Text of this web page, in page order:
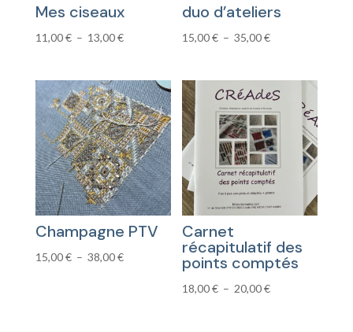
Mes ciseaux
11,00€ – 13,00€Plage
prix :
11,00 €
à
13,00 €
duo d’ateliers
15,00€ – 35,00€Plage
prix :
15,00 €
à
35,00 €
Champagne PTV
15,00€ – 38,00€Plage
Carnet
récapitulatif des
points comptés
18,00€ – 20,00€Plage